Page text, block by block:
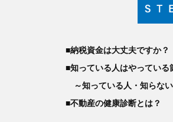
■納税資金は大丈夫ですか
■知っている人はやっている
～知っている人・知らな
■不動産の健康診断とは？